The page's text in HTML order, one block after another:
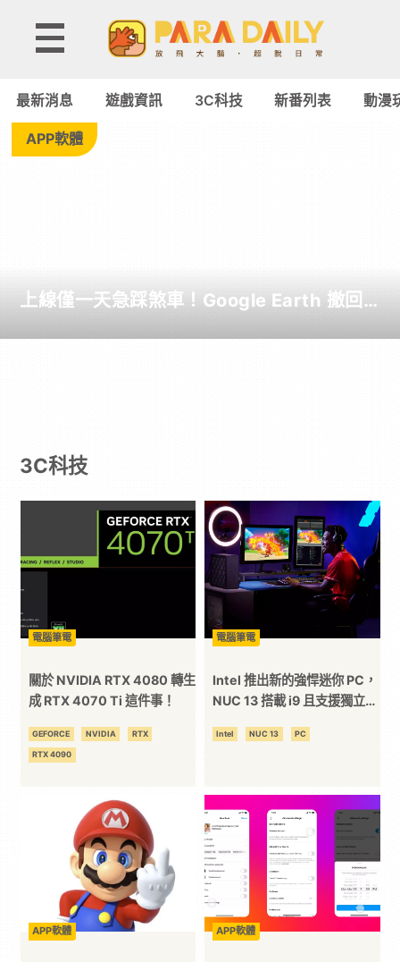
3C
技
-
遊
動
二
次
元
｜
全
最新消息 遊戲資訊 3C科技 新番列表 動漫
APP軟體
上線僅一天急踩煞車！Google Earth 撤回
3C科技
電腦筆電
關於 NVIDIA RTX 4080 轉生
成 RTX 4070 Ti 這件事！
GEFORCE NVIDIA RTX
RTX 4090
電腦筆電
Intel 推出新的強悍迷你 PC，
NUC 13 搭載 i9 且支援獨立顯
Intel NUC 13 PC
APP軟體 APP軟體